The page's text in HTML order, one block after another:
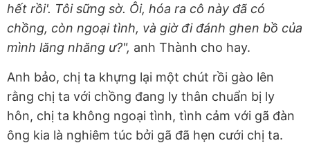
hết rồi'. Tôi sững sờ. Ôi, hóa ra cô này đã có
chồng, còn ngoại tình, và giờ đi đánh ghen bồ của
mình lăng nhăng ư?", anh Thành cho hay.
Anh bảo, chị ta khựng lại một chút rồi gào lên
rằng chị ta với chồng đang ly thân chuẩn bị ly
hôn, chị ta không ngoại tình, tình cảm với gã đàn
ông kia là nghiêm túc bởi gã đã hẹn cưới chị ta.